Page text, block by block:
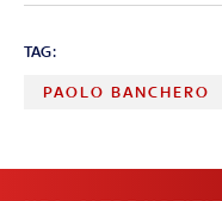
TAG:
PAOLO BANCHERO